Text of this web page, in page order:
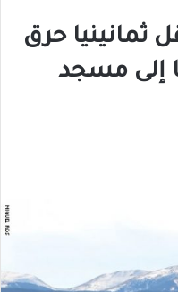
ثمانينيا حرق
إلى مسجد
عبر البريد